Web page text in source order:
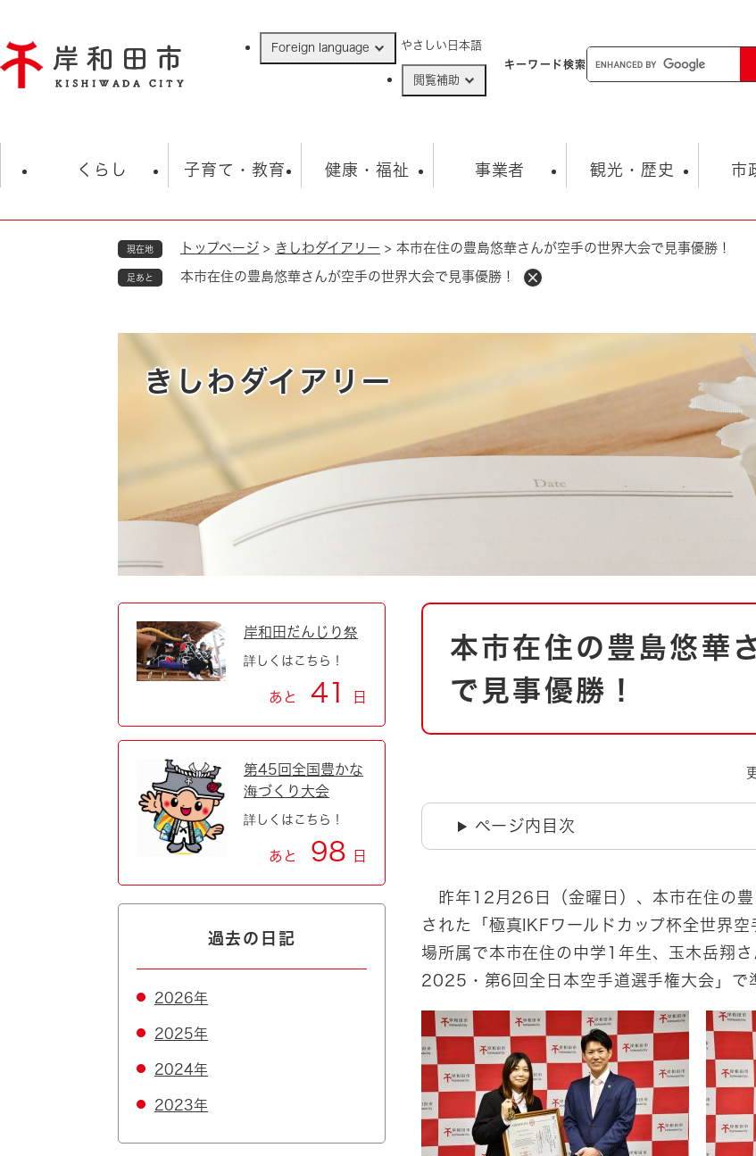
ジ
の
Foreign language やさしい日本語
閲覧補助
キーワード検索
くらし
住民票・戸籍
ごみ・衛生・動物 救急・消防
防災・防犯 上水道・下水道
地域コミュニティ・ボラン
ティア・協働
子育て・教育
学校 子育て
健康・福祉
福祉・健康・生活 生涯学習・スポーツ
事業者
入札・契約情報 まちづくり
環境 福祉・介護
観光・歴史
観光 観光スポット
市
市の概要 総合計画
市政 職員採用情報
とじる
オープンデータ
現在地 トップページ > きしわダイアリー > 本市在住の豊島悠華さんが空手の世界大会で見事優勝！
足あと 本市在住の豊島悠華さんが空手の世界大会で見事優勝！
きしわダイアリー
本
本市在住の豊島悠華
で見事優勝！
ページ内目次
昨年12月26日（金曜日）、本市在住の
された「極真IKFワールドカップ杯全世界
場所属で本市在住の中学1年生、玉木岳翔
2025・第6回全日本空手道選手権大会」で
岸和田だんじり祭
詳しくはこちら！
あと 41 日
第45回全国豊かな
海づくり大会
詳しくはこちら！
あと 98 日
過去の日記
2026年
2025年
2024年
2023年